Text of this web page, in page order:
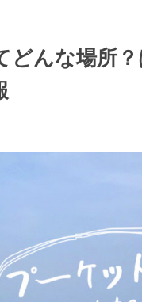
どんな場所